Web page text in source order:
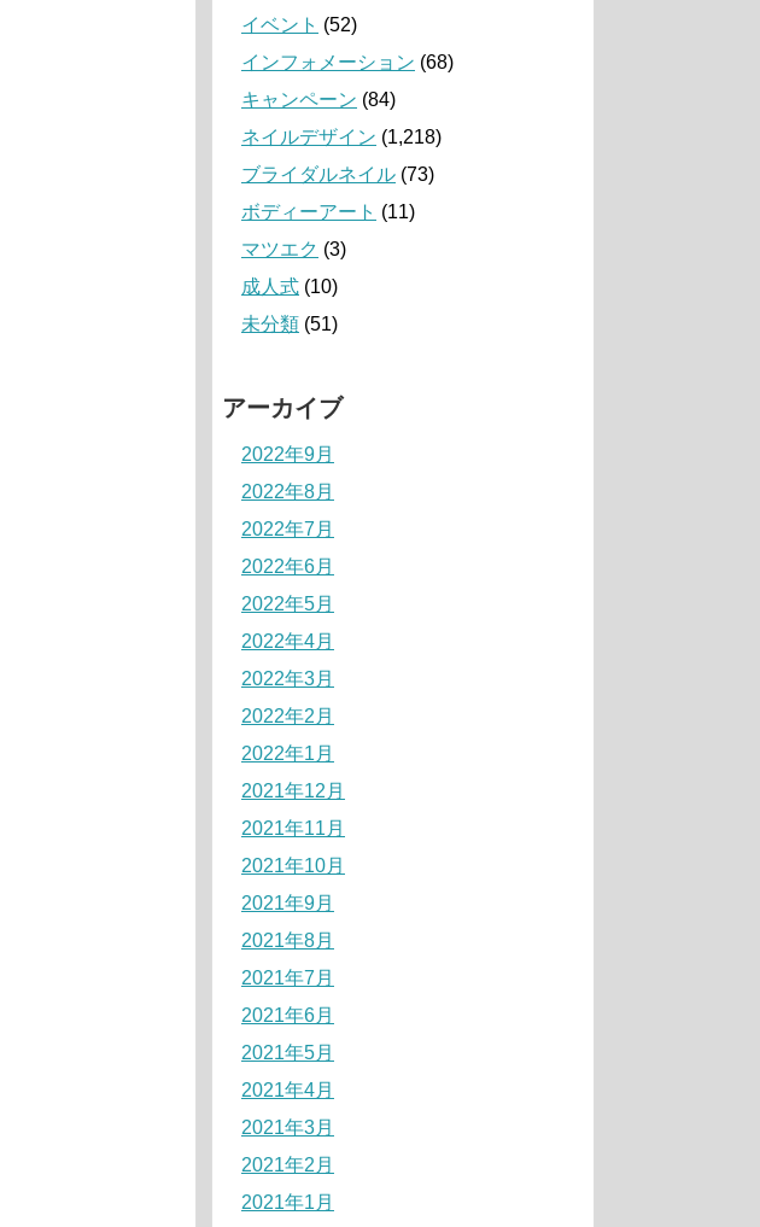
イベント (52)
インフォメーション (68)
キャンペーン (84)
ネイルデザイン (1,218)
ブライダルネイル (73)
ボディーアート (11)
マツエク (3)
成人式 (10)
未分類 (51)
アーカイブ
2022年9月
2022年8月
2022年7月
2022年6月
2022年5月
2022年4月
2022年3月
2022年2月
2022年1月
2021年12月
2021年11月
2021年10月
2021年9月
2021年8月
2021年7月
2021年6月
2021年5月
2021年4月
2021年3月
2021年2月
2021年1月